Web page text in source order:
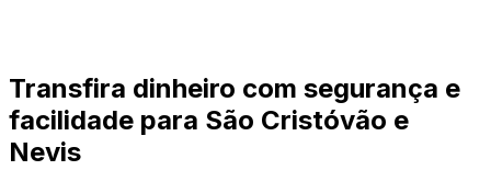
Transfira dinheiro com segurança e
facilidade para São Cristóvão e
Nevis